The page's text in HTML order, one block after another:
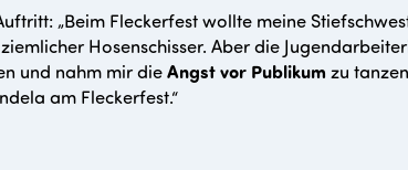
„Beim Fleckerfest wollte meine
Hosenschisser. Aber die
und nahm mir dieAngst vor Publikum zu
am Fleckerfest.“